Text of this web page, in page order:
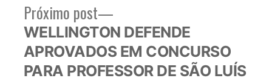
Navegação
de
Post
Próximo post
Próximo
post:
WELLINGTON DEFENDE
APROVADOS EM CONCURSO
PARA PROFESSOR DE SÃO LUÍS